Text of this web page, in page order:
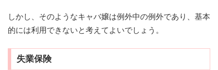
しかし、そのようなキャバ嬢は例外中の例外であり、基本
的には利用できないと考えてよいでしょう。
失業保険